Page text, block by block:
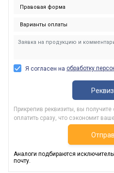
Я согласен на обработку
Прикрепив реквизиты, вы
оплатить сразу, что сэкономит
Аналоги подбираются
почту.